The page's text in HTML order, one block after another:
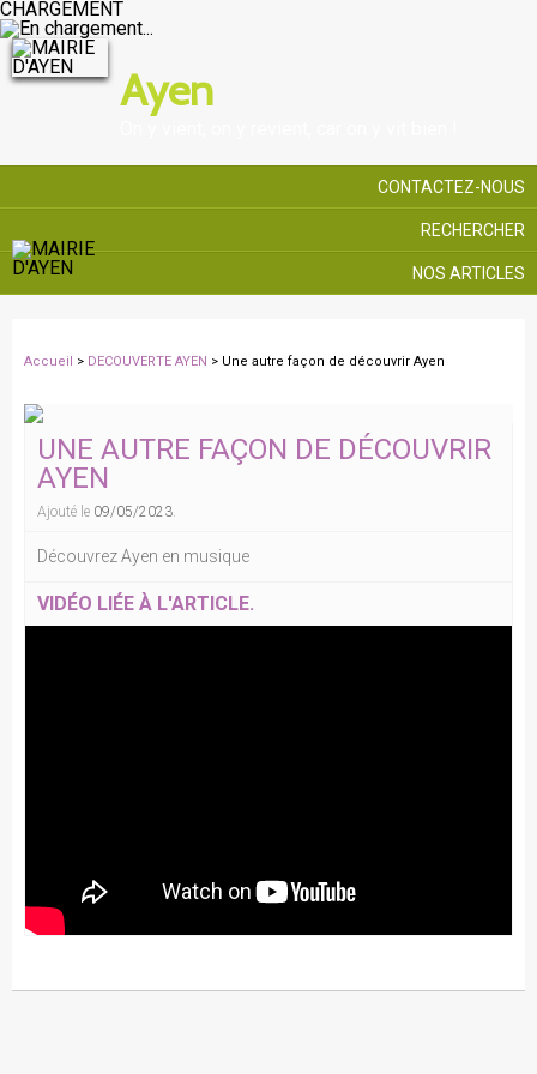
CHARGEMENT
Ayen
CONTACTEZ-NOUS
RECHERCHER
NOS ARTICLES
Accueil > DECOUVERTE AYEN > Une autre façon de découvrir Ayen
UNE AUTRE FAÇON DE DÉCOUVRIR
AYEN
Ajouté le 09/05/2023.
Découvrez Ayen en musique
VIDÉO LIÉE À L'ARTICLE.